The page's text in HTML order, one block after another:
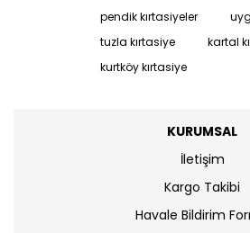
pendik kırtasiyeler
tuzla kırtasiye
kartal
kurtköy kırtasiye
KURUMSAL
İletişim
Kargo Takibi
Havale Bildirim